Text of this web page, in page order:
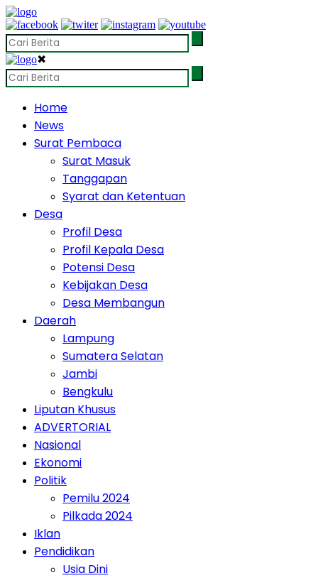
✖
Home
News
Surat Pembaca
Surat Masuk
Tanggapan
Syarat dan Ketentuan
Desa
Profil Desa
Profil Kepala Desa
Potensi Desa
Kebijakan Desa
Desa Membangun
Daerah
Lampung
Sumatera Selatan
Jambi
Bengkulu
Liputan Khusus
ADVERTORIAL
Nasional
Ekonomi
Politik
Pemilu 2024
Pilkada 2024
Iklan
Pendidikan
Usia Dini